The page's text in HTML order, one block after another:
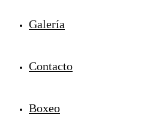
Galería
Contacto
Boxeo